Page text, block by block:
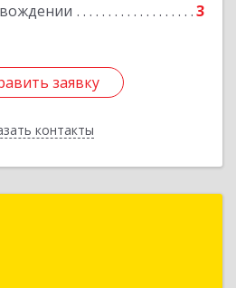
3
заявку
контакты
заявку
Назад